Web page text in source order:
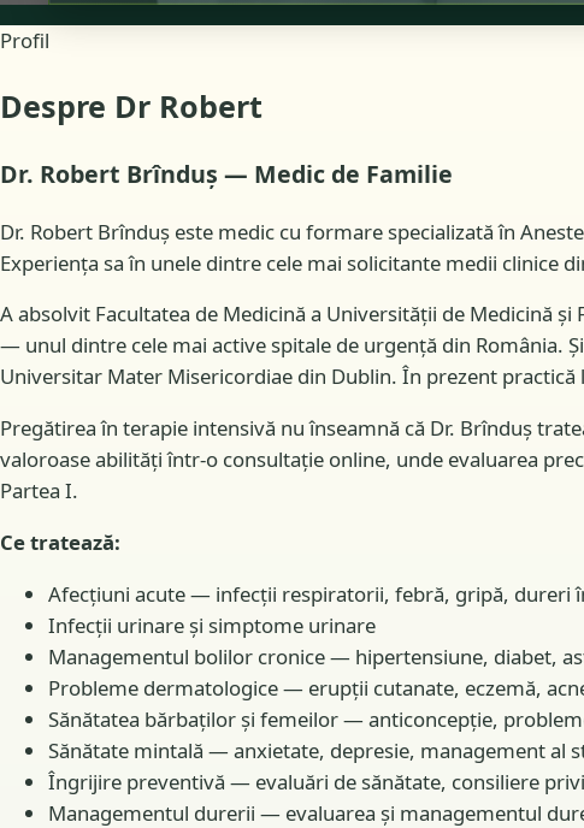
Profil
Despre Dr Robert
Dr. Robert Brînduș — Medic de Familie
Dr. Robert Brînduș este medic cu formare specializată în
Experiența sa în unele dintre cele mai solicitante medii
A absolvit Facultatea de Medicină a Universității de Medicină
— unul dintre cele mai active spitale de urgență din România.
Universitar Mater Misericordiae din Dublin. În prezent
Pregătirea în terapie intensivă nu înseamnă că Dr. Brînduș
valoroase abilități într-o consultație online, unde evaluarea
Partea I.
Ce tratează:
Afecțiuni acute — infecții respiratorii, febră, gripă, dureri
Infecții urinare și simptome urinare
Managementul bolilor cronice — hipertensiune, diabet,
Probleme dermatologice — erupții cutanate, eczemă,
Sănătatea bărbaților și femeilor — anticoncepție,
Sănătate mintală — anxietate, depresie, management al
Îngrijire preventivă — evaluări de sănătate, consiliere
Managementul durerii — evaluarea și managementul